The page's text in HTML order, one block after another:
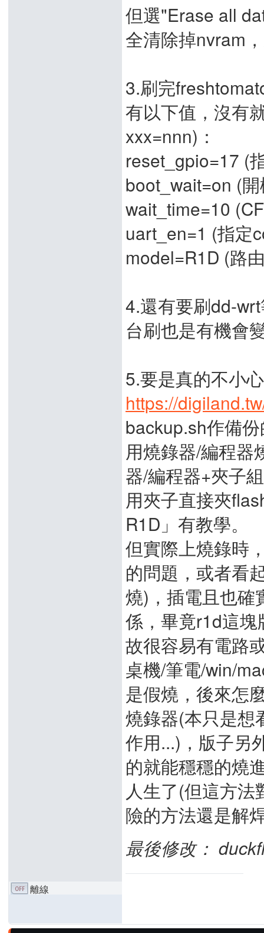
但選"Erase all
全清除掉nvram
3.刷完
有以下值，沒有
xxx=nnn)：
reset_gpio=17 (
boot_wait=on (
wait_time=10
uart_en=1 (指定
model=R1D (路
4.還有要刷dd-
台刷也是有機會
5.要是真的不小
https://
backup.sh作備
用燒錄器/編程器
器/編程器+夾子
用夾子直接夾
R1D」有教學。
但實際上燒錄時
的問題，或者看
燒)，插電且也確
係，畢竟r1d這
故很容易有電路
桌機/筆電/win/
是假燒，後來怎
燒錄器(本只是想
作用...)，版子另
的就能穩穩的燒
人生了(但這方
險的方法還是解
最後修改：
離線